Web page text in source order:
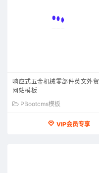
响应式五金机械零部件英文外贸
网站模板
PBootcms模板
VIP会员专享